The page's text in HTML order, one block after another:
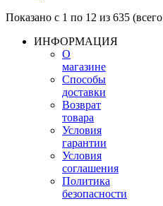
Показано с 1 по 12 из 635
ИНФОРМАЦИЯ
О
магазине
Способы
доставки
Возврат
товара
Условия
гарантии
Условия
соглашения
Политика
безопасности